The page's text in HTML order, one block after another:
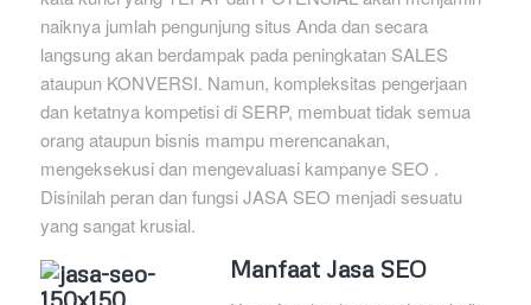
naiknya jumlah pengunjung situs Anda dan secara
langsung akan berdampak pada peningkatan SALES
ataupun KONVERSI. Namun, kompleksitas pengerjaan
dan ketatnya kompetisi di SERP, membuat tidak semua
orang ataupun bisnis mampu merencanakan,
mengeksekusi dan mengevaluasi kampanye SEO .
Disinilah peran dan fungsi JASA SEO menjadi sesuatu
yang sangat krusial.
Manfaat Jasa SEO